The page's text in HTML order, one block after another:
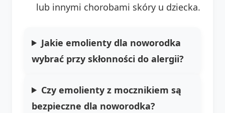
lub innymi chorobami skóry u dziecka.
Jakie emolienty dla noworodka
wybrać przy skłonności do alergii?
Czy emolienty z mocznikiem są
bezpieczne dla noworodka?